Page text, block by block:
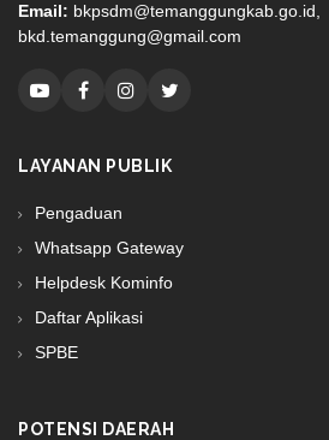
Email: bkpsdm@temanggungkab.go.id,
bkd.temanggung@gmail.com
LAYANAN PUBLIK
Pengaduan
Whatsapp Gateway
Helpdesk Kominfo
Daftar Aplikasi
SPBE
POTENSI DAERAH